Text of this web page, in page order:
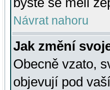
Návrat nahoru
Jak změní
Obecně vzato,
objevují pod